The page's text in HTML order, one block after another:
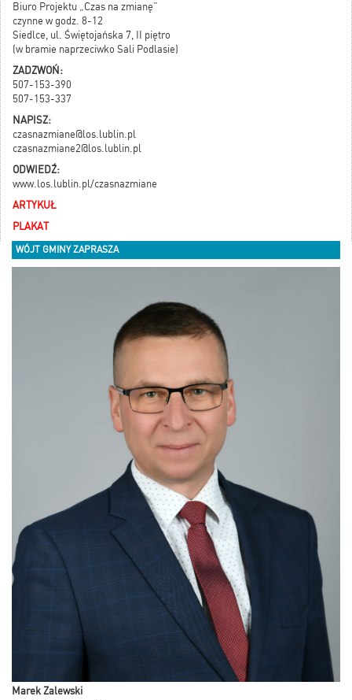
Biuro Projektu „Czas na zmianę”
czynne w godz. 8-12
Siedlce, ul. Świętojańska 7, II piętro
(w bramie naprzeciwko Sali Podlasie)
ZADZWOŃ:
507-153-390
507-153-337
NAPISZ:
czasnazmiane@los.lublin.pl
czasnazmiane2@los.lublin.pl
ODWIEDŹ:
www.los.lublin.pl/czasnazmiane
ARTYKUŁ
PLAKAT
WÓJT GMINY ZAPRASZA
Marek Zalewski